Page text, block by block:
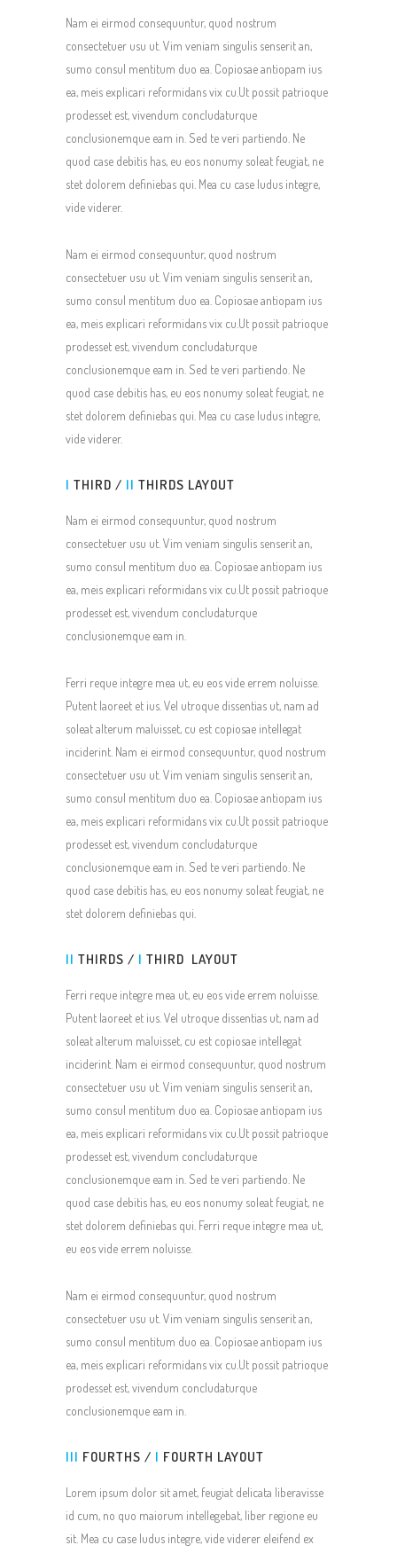
Nam ei eirmod consequuntur, quod nostrum
consectetuer usu ut. Vim veniam singulis senserit an,
sumo consul mentitum duo ea. Copiosae antiopam ius
ea, meis explicari reformidans vix cu.Ut possit patrioque
prodesset est, vivendum concludaturque
conclusionemque eam in. Sed te veri partiendo. Ne
quod case debitis has, eu eos nonumy soleat feugiat, ne
stet dolorem definiebas qui. Mea cu case ludus integre,
vide viderer.
Nam ei eirmod consequuntur, quod nostrum
consectetuer usu ut. Vim veniam singulis senserit an,
sumo consul mentitum duo ea. Copiosae antiopam ius
ea, meis explicari reformidans vix cu.Ut possit patrioque
prodesset est, vivendum concludaturque
conclusionemque eam in. Sed te veri partiendo. Ne
quod case debitis has, eu eos nonumy soleat feugiat, ne
stet dolorem definiebas qui. Mea cu case ludus integre,
vide viderer.
I THIRD / II THIRDS LAYOUT
Nam ei eirmod consequuntur, quod nostrum
consectetuer usu ut. Vim veniam singulis senserit an,
sumo consul mentitum duo ea. Copiosae antiopam ius
ea, meis explicari reformidans vix cu.Ut possit patrioque
prodesset est, vivendum concludaturque
conclusionemque eam in.
Ferri reque integre mea ut, eu eos vide errem noluisse.
Putent laoreet et ius. Vel utroque dissentias ut, nam ad
soleat alterum maluisset, cu est copiosae intellegat
inciderint. Nam ei eirmod consequuntur, quod nostrum
consectetuer usu ut. Vim veniam singulis senserit an,
sumo consul mentitum duo ea. Copiosae antiopam ius
ea, meis explicari reformidans vix cu.Ut possit patrioque
prodesset est, vivendum concludaturque
conclusionemque eam in. Sed te veri partiendo. Ne
quod case debitis has, eu eos nonumy soleat feugiat, ne
stet dolorem definiebas qui.
II THIRDS / I THIRD LAYOUT
Ferri reque integre mea ut, eu eos vide errem noluisse.
Putent laoreet et ius. Vel utroque dissentias ut, nam ad
soleat alterum maluisset, cu est copiosae intellegat
inciderint. Nam ei eirmod consequuntur, quod nostrum
consectetuer usu ut. Vim veniam singulis senserit an,
sumo consul mentitum duo ea. Copiosae antiopam ius
ea, meis explicari reformidans vix cu.Ut possit patrioque
prodesset est, vivendum concludaturque
conclusionemque eam in. Sed te veri partiendo. Ne
quod case debitis has, eu eos nonumy soleat feugiat, ne
stet dolorem definiebas qui. Ferri reque integre mea ut,
eu eos vide errem noluisse.
Nam ei eirmod consequuntur, quod nostrum
consectetuer usu ut. Vim veniam singulis senserit an,
sumo consul mentitum duo ea. Copiosae antiopam ius
ea, meis explicari reformidans vix cu.Ut possit patrioque
prodesset est, vivendum concludaturque
conclusionemque eam in.
III FOURTHS / I FOURTH LAYOUT
Lorem ipsum dolor sit amet, feugiat delicata liberavisse
id cum, no quo maiorum intellegebat, liber regione eu
sit. Mea cu case ludus integre, vide viderer eleifend ex